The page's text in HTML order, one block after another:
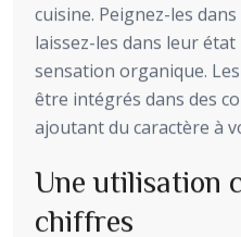
cuisine. Peignez-les
laissez-les dans leur
sensation organique.
être intégrés dans des
ajoutant du caractère à
Une utilisation
chiffres